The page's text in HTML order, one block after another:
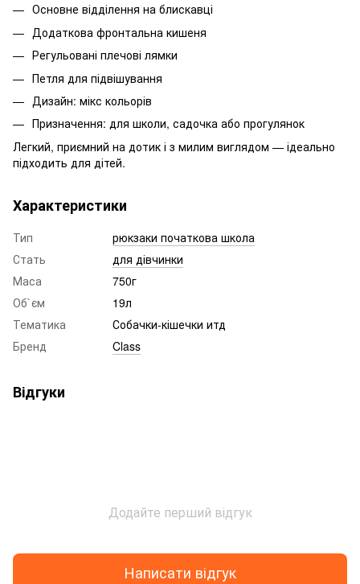
Основне відділення на блискавці
Додаткова фронтальна кишеня
Регульовані плечові лямки
Петля для підвішування
Дизайн: мікс кольорів
Призначення: для школи, садочка або прогулянок
Легкий, приємний на дотик і з милим виглядом — ідеально
підходить для дітей.
Характеристики
Тип
рюкзаки початкова школа
Стать
для дівчинки
Маса
750г
Об`єм
19л
Тематика
Собачки-кішечки итд
Бренд
Class
Відгуки
Додайте перший відгук
Написати відгук